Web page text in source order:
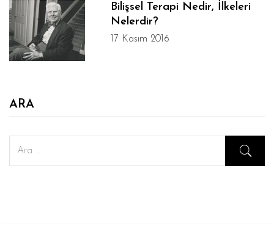
Bilişsel Terapi Nedir, İlkeleri
Nelerdir?
17 Kasım 2016
ARA